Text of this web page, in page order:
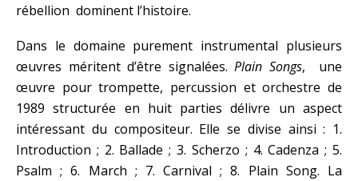
rébellion dominent l’histoire.
Dans le domaine purement instrumental plusieurs
œuvres méritent d’être signalées.Plain Songs, une
œuvre pour trompette, percussion et orchestre de
1989 structurée en huit parties délivre un aspect
intéressant du compositeur. Elle se divise ainsi : 1.
Introduction ; 2. Ballade ; 3. Scherzo ; 4. Cadenza ; 5.
Psalm ; 6. March ; 7. Carnival ; 8. Plain Song. La